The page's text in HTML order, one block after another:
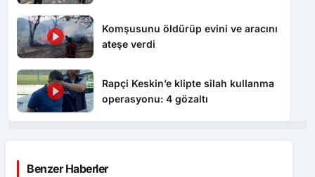
Komşusunu öldürüp evini ve aracını
ateşe verdi
Rapçi Keskin’e klipte silah kullanma
operasyonu: 4 gözaltı
Benzer Haberler